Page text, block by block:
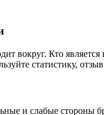
вокруг. Кто
статистику,
и слабые стороны